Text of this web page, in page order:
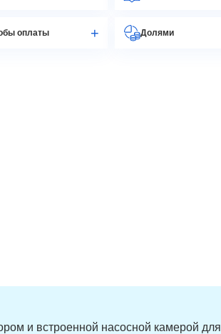
оплаты Долями
и встроенной насосной камерой для